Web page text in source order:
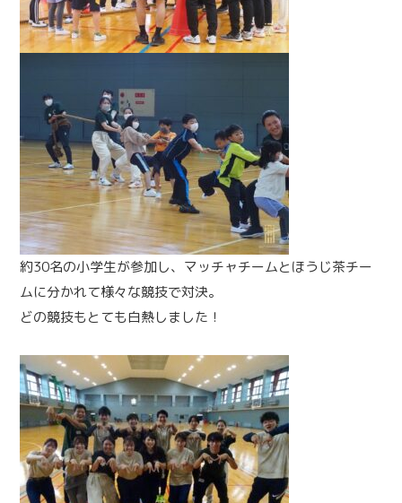
約30名の小学生が参加し、マッチャチームとほうじ茶チー
ムに分かれて様々な競技で対決。
どの競技もとても白熱しました！